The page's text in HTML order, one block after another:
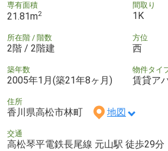
専有面積
21.81m2
間取り
1K
所在階 / 階数
2階 / 2階建
方位
西
築年数
2005年1月(築21年8ヶ月)
物件タイ
賃貸ア
住所
香川県高松市林町 地図
交通
高松琴平電鉄長尾線 元山駅 徒歩29分